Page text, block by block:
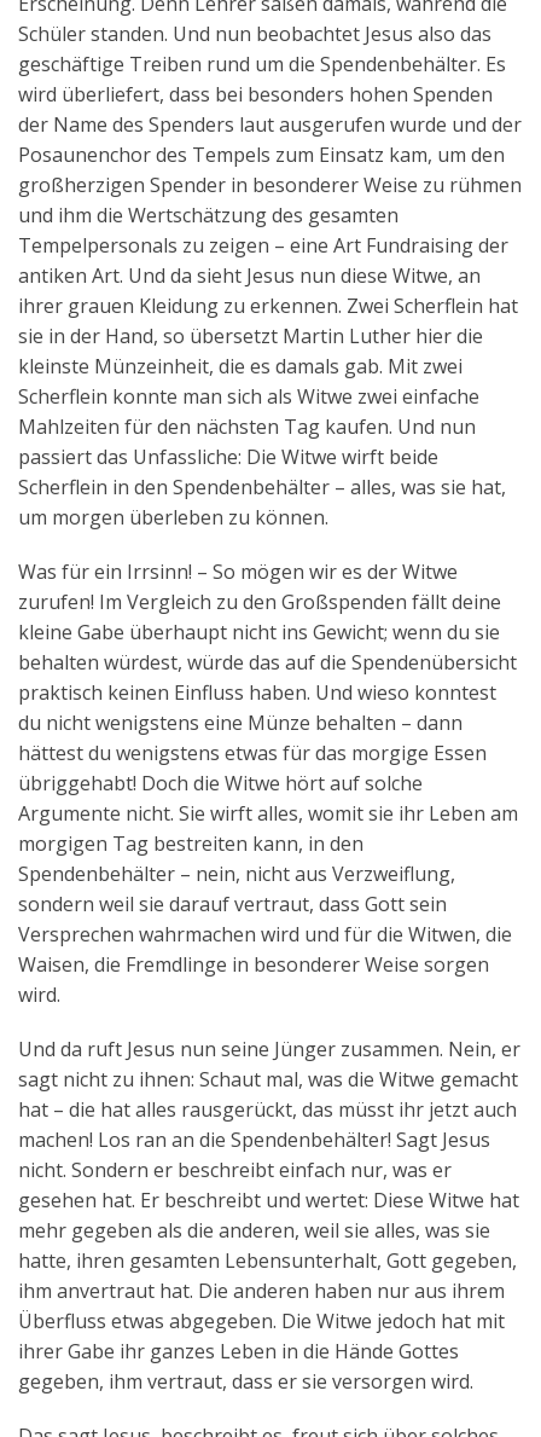
Schüler standen. Und nun beobachtet Jesus also das
geschäftige Treiben rund um die Spendenbehälter. Es
wird überliefert, dass bei besonders hohen Spenden
der Name des Spenders laut ausgerufen wurde und der
Posaunenchor des Tempels zum Einsatz kam, um den
großherzigen Spender in besonderer Weise zu rühmen
und ihm die Wertschätzung des gesamten
Tempelpersonals zu zeigen – eine Art Fundraising der
antiken Art. Und da sieht Jesus nun diese Witwe, an
ihrer grauen Kleidung zu erkennen. Zwei Scherflein hat
sie in der Hand, so übersetzt Martin Luther hier die
kleinste Münzeinheit, die es damals gab. Mit zwei
Scherflein konnte man sich als Witwe zwei einfache
Mahlzeiten für den nächsten Tag kaufen. Und nun
passiert das Unfassliche: Die Witwe wirft beide
Scherflein in den Spendenbehälter – alles, was sie hat,
um morgen überleben zu können.
Was für ein Irrsinn! – So mögen wir es der Witwe
zurufen! Im Vergleich zu den Großspenden fällt deine
kleine Gabe überhaupt nicht ins Gewicht; wenn du sie
behalten würdest, würde das auf die Spendenübersicht
praktisch keinen Einfluss haben. Und wieso konntest
du nicht wenigstens eine Münze behalten – dann
hättest du wenigstens etwas für das morgige Essen
übriggehabt! Doch die Witwe hört auf solche
Argumente nicht. Sie wirft alles, womit sie ihr Leben am
morgigen Tag bestreiten kann, in den
Spendenbehälter – nein, nicht aus Verzweiflung,
sondern weil sie darauf vertraut, dass Gott sein
Versprechen wahrmachen wird und für die Witwen, die
Waisen, die Fremdlinge in besonderer Weise sorgen
wird.
Und da ruft Jesus nun seine Jünger zusammen. Nein, er
sagt nicht zu ihnen: Schaut mal, was die Witwe gemacht
hat – die hat alles rausgerückt, das müsst ihr jetzt auch
machen! Los ran an die Spendenbehälter! Sagt Jesus
nicht. Sondern er beschreibt einfach nur, was er
gesehen hat. Er beschreibt und wertet: Diese Witwe hat
mehr gegeben als die anderen, weil sie alles, was sie
hatte, ihren gesamten Lebensunterhalt, Gott gegeben,
ihm anvertraut hat. Die anderen haben nur aus ihrem
Überfluss etwas abgegeben. Die Witwe jedoch hat mit
ihrer Gabe ihr ganzes Leben in die Hände Gottes
gegeben, ihm vertraut, dass er sie versorgen wird.